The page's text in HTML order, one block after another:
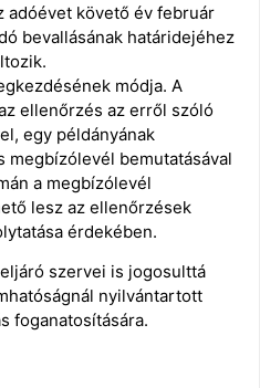
adóévet követő év február
bevallásának határidejéhez
módja. A
ellenőrzés az erről szóló
egy példányának
megbízólevél bemutatásával
a megbízólevél
lesz az ellenőrzések
érdekében.
szervei is jogosulttá
nyilvántartott
foganatosítására.